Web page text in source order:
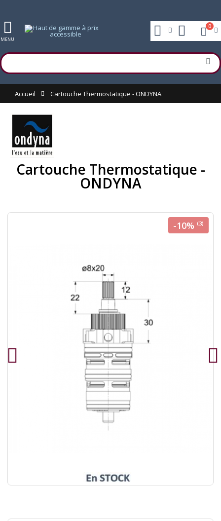
MENU
0
Accueil Cartouche Thermostatique - ONDYNA
Cartouche Thermostatique -
ONDYNA
-10% (3)